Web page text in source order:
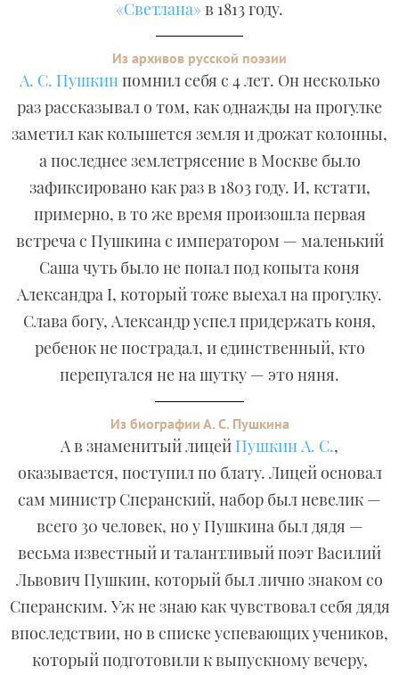
«Светлана»в 1813 году.
Из архивов русской поэзии
А. С. Пушкинпомнил себя с 4 лет. Он несколько
раз рассказывал о том, как однажды на прогулке
заметил как колышется земля и дрожат колонны,
а последнее землетрясение в Москве было
зафиксировано как раз в 1803 году. И, кстати,
примерно, в то же время произошла первая
встреча с Пушкина с императором — маленький
Саша чуть было не попал под копыта коня
Александра I, который тоже выехал на прогулку.
Слава богу, Александр успел придержать коня,
ребенок не пострадал, и единственный, кто
перепугался не на шутку — это няня.
Из биографии А. С. Пушкина
А в знаменитый лицей Пушкин А. С.,
оказывается, поступил по блату. Лицей основал
сам министр Сперанский, набор был невелик —
всего 30 человек, но у Пушкина был дядя —
весьма известный и талантливый поэт Василий
Львович Пушкин, который был лично знаком со
Сперанским. Уж не знаю как чувствовал себя дядя
впоследствии, но в списке успевающих учеников,
который подготовили к выпускному вечеру,